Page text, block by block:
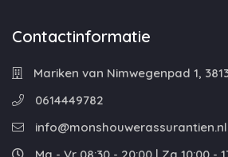
Contactinformatie
Mariken van Nimwegenpad 1,
0614449782
info@monshouwerassurantien.nl